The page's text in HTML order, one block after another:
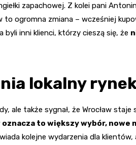
zapachowej. Z kolei pani
ogromna zmiana – wcześniej
byli inni klienci, którzy cieszą się, że
lokalny
ale także sygnał, że Wrocław staje
to większy wybór, nowe
kolejne wydarzenia dla